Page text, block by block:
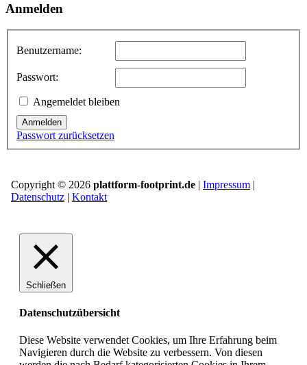
Anmelden
Benutzername:
Passwort:
Angemeldet bleiben
Anmelden
Passwort zurücksetzen
Copyright © 2026 plattform-footprint.de | Impressum |
Datenschutz | Kontakt
Schließen
Datenschutzübersicht
Diese Website verwendet Cookies, um Ihre Erfahrung beim
Navigieren durch die Website zu verbessern. Von diesen